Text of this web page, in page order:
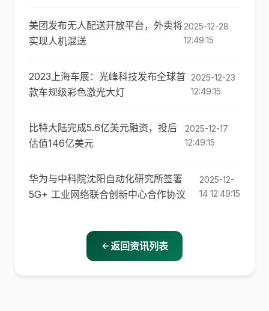
美团发布无人配送开放平台，外卖将
实现人机混送
2025-12-28
12:49:15
2023上海车展：光峰科技发布全球首
款车规级彩色激光大灯
2025-12-23
12:49:15
比特大陆完成5.6亿美元融资，投后
估值146亿美元
2025-12-17
12:49:15
华为与中科院沈阳自动化研究所签署
5G+ 工业网络联合创新中心合作协议
2025-12-
14 12:49:15
返回资讯列表